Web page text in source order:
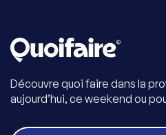
Découvre quoi faire dans la
aujourd’hui, ce weekend ou